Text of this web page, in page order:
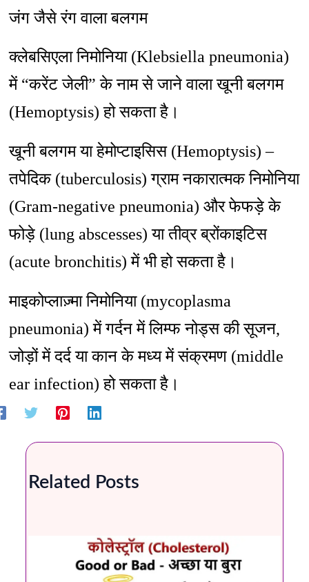
जंग जैसे रंग वाला बलगम
क्लेबसिएला निमोनिया (Klebsiella pneumonia)
में “करेंट जेली” के नाम से जाने वाला खूनी बलगम
(Hemoptysis) हो सकता है।
खूनी बलगम या हेमोप्टाइसिस (Hemoptysis) –
तपेदिक (tuberculosis) ग्राम नकारात्मक निमोनिया
(Gram-negative pneumonia) और फेफड़े के
फोड़े (lung abscesses) या तीव्र ब्रोंकाइटिस
(acute bronchitis) में भी हो सकता है।
माइकोप्लाज़्मा निमोनिया (mycoplasma
pneumonia) में गर्दन में लिम्फ नोड्स की सूजन,
जोड़ों में दर्द या कान के मध्य में संक्रमण (middle
ear infection) हो सकता है।
Related Posts